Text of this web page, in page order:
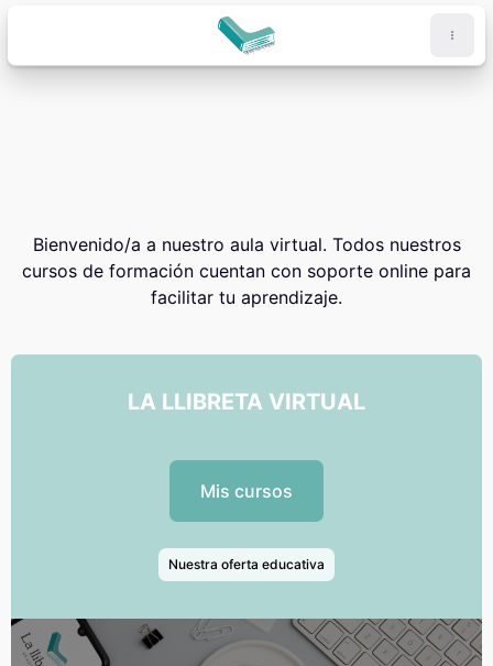
Bienvenido/a a nuestro aula virtual. Todos nuestros
cursos de formación cuentan con soporte online para
facilitar tu aprendizaje.
LA LLIBRETA VIRTUAL
Mis cursos
Nuestra oferta educativa